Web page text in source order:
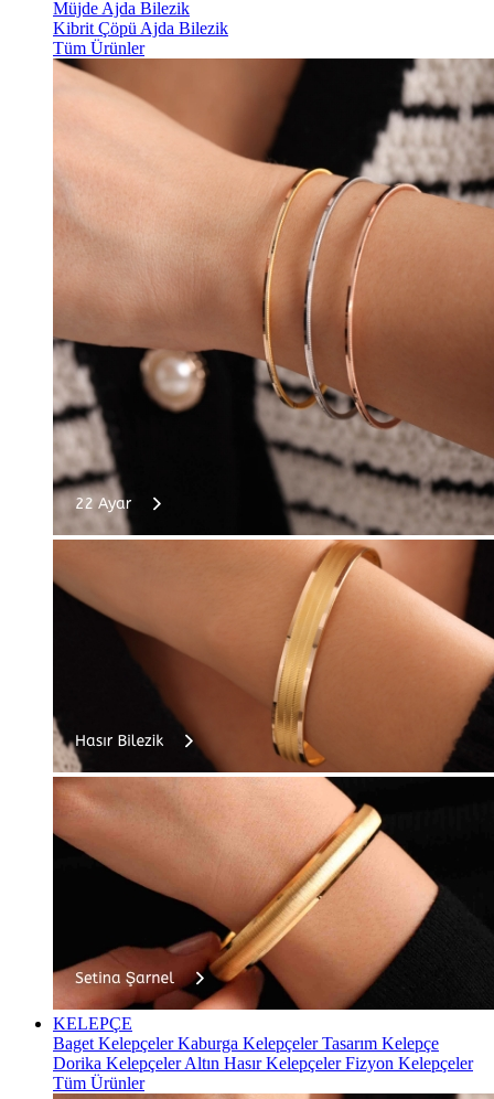
Müjde Ajda Bilezik
Kibrit Çöpü Ajda Bilezik
Tüm Ürünler
KELEPÇE
Baget KelepçelerKaburga KelepçelerTasarım Kelepçe
Dorika KelepçelerAltın Hasır KelepçelerFizyon Kelepçeler
Tüm Ürünler